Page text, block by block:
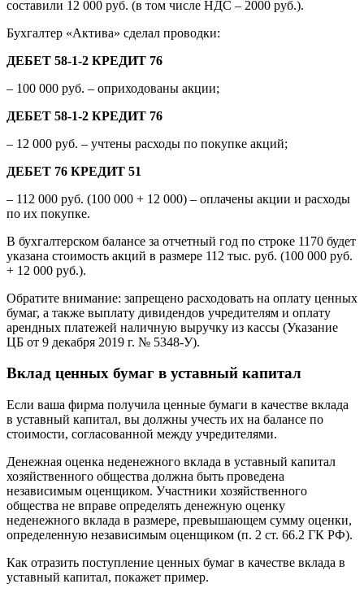
составили 12 000 руб. (в том числе НДС – 2000 руб.).
Бухгалтер «Актива» сделал проводки:
ДЕБЕТ 58-1-2 КРЕДИТ 76
– 100 000 руб. – оприходованы акции;
ДЕБЕТ 58-1-2 КРЕДИТ 76
– 12 000 руб. – учтены расходы по покупке акций;
ДЕБЕТ 76 КРЕДИТ 51
– 112 000 руб. (100 000 + 12 000) – оплачены акции и расходы
по их покупке.
В бухгалтерском балансе за отчетный год по строке 1170 будет
указана стоимость акций в размере 112 тыс. руб. (100 000 руб.
+ 12 000 руб.).
Обратите внимание: запрещено расходовать на оплату ценных
бумаг, а также выплату дивидендов учредителям и оплату
арендных платежей наличную выручку из кассы (Указание
ЦБ от 9 декабря 2019 г. № 5348-У).
Вклад ценных бумаг в уставный капитал
Если ваша фирма получила ценные бумаги в качестве вклада
в уставный капитал, вы должны учесть их на балансе по
стоимости, согласованной между учредителями.
Денежная оценка неденежного вклада в уставный капитал
хозяйственного общества должна быть проведена
независимым оценщиком. Участники хозяйственного
общества не вправе определять денежную оценку
неденежного вклада в размере, превышающем сумму оценки,
определенную независимым оценщиком (п. 2 ст. 66.2 ГК РФ).
Как отразить поступление ценных бумаг в качестве вклада в
уставный капитал, покажет пример.